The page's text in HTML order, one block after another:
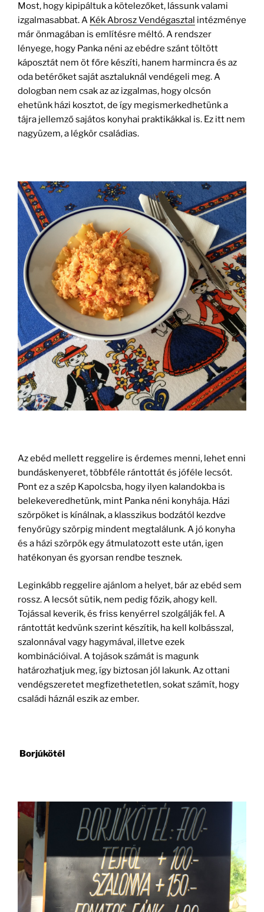
Most, hogy kipipáltuk a kötelezőket, lássunk valami
izgalmasabbat. A Kék Abrosz Vendégasztal intézménye
már önmagában is említésre méltó. A rendszer
lényege, hogy Panka néni az ebédre szánt töltött
káposztát nem öt főre készíti, hanem harmincra és az
oda betérőket saját asztaluknál vendégeli meg. A
dologban nem csak az az izgalmas, hogy olcsón
ehetünk házi kosztot, de így megismerkedhetünk a
tájra jellemző sajátos konyhai praktikákkal is. Ez itt nem
nagyüzem, a légkör családias.
Az ebéd mellett reggelire is érdemes menni, lehet enni
bundáskenyeret, többféle rántottát és jóféle lecsót.
Pont ez a szép Kapolcsba, hogy ilyen kalandokba is
belekeveredhetünk, mint Panka néni konyhája. Házi
szörpöket is kínálnak, a klasszikus bodzától kezdve
fenyőrügy szörpig mindent megtalálunk. A jó konyha
és a házi szörpök egy átmulatozott este után, igen
hatékonyan és gyorsan rendbe tesznek.
Leginkább reggelire ajánlom a helyet, bár az ebéd sem
rossz. A lecsót sütik, nem pedig főzik, ahogy kell.
Tojással keverik, és friss kenyérrel szolgálják fel. A
rántottát kedvünk szerint készítik, ha kell kolbásszal,
szalonnával vagy hagymával, illetve ezek
kombinációival. A tojások számát is magunk
határozhatjuk meg, így biztosan jól lakunk. Az ottani
vendégszeretet megfizethetetlen, sokat számít, hogy
családi háznál eszik az ember.
Borjúkötél